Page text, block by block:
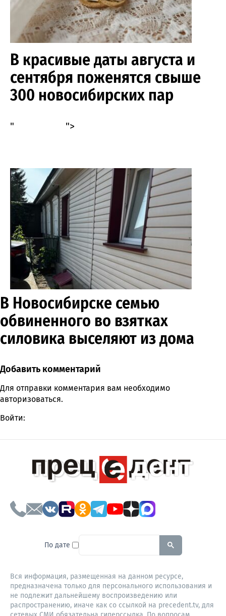
В красивые даты августа и
сентября поженятся свыше
300 новосибирских пар
" ">
В Новосибирске семью
обвиненного во взятках
силовика выселяют из дома
Comment section
Добавить комментарий
Для отправки комментария вам необходимо
авторизоваться.
Войти:
По дате To search this site, enter a
Вся информация, размещенная на данном ресурсе,
предназначена только для персонального использования и
не подлежит дальнейшему воспроизведению или
распространению, иначе как со ссылкой на precedent.tv, для